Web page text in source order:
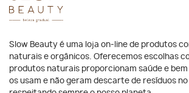
Slow Beauty é uma loja on-line de produtos
naturais e orgânicos. Oferecemos escolhas
produtos naturais proporcionam saúde e
os usam e não geram descarte de resíduos no